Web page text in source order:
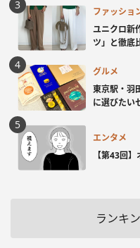
ファッショ
ユニクロ新
ツ」と徹底
グルメ
東京駅・羽
に選びたい
エンタメ
【第43回
ランキ